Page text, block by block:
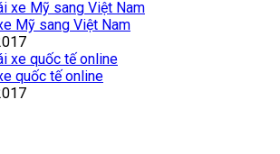
Mỹ sang Việt Nam
quốc tế online